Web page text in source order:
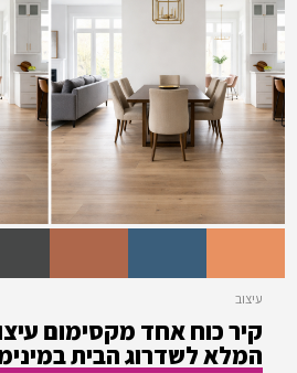
עיצוב
קיר כוח אחד מקסימום
המלא לשדרוג הבית